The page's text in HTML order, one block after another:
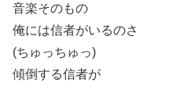
音楽そのもの
俺には信者がいるのさ
(ちゅっちゅっ)
傾倒する信者が